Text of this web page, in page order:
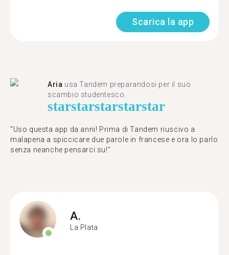
Scarica la app
Aria usa Tandem preparandosi per il suo
scambio studentesco.
starstarstarstarstar
"Uso questa app da anni! Prima di Tandem riuscivo a
malapena a spiccicare due parole in francese e ora lo parlo
senza neanche pensarci su!"
A.
La Plata